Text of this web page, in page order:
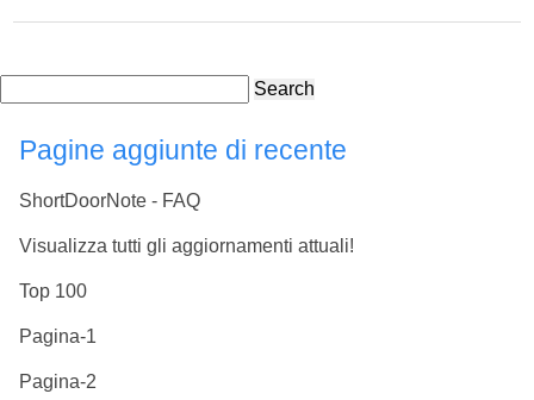
Search
Pagine aggiunte di recente
ShortDoorNote - FAQ
Visualizza tutti gli aggiornamenti attuali!
Top 100
Pagina-1
Pagina-2